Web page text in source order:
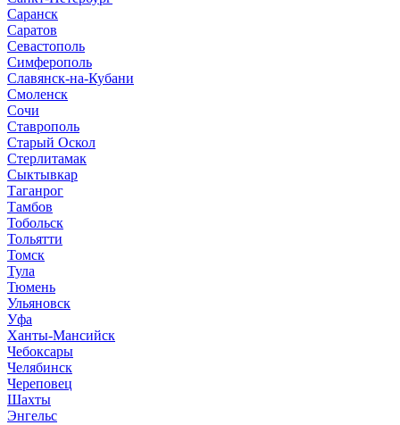
Саранск
Саратов
Севастополь
Симферополь
Славянск-на-Кубани
Смоленск
Сочи
Ставрополь
Старый Оскол
Стерлитамак
Сыктывкар
Таганрог
Тамбов
Тобольск
Тольятти
Томск
Тула
Тюмень
Ульяновск
Уфа
Ханты-Мансийск
Чебоксары
Челябинск
Череповец
Шахты
Энгельс